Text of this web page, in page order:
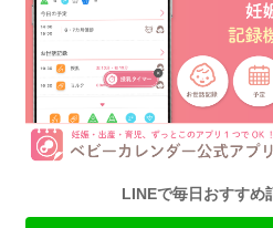
LINEで毎日おすすめ